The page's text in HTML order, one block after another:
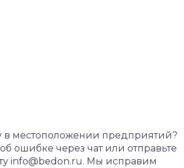
местоположении предприятий?
ошибке через чат или отправьте
info@bedon.ru. Мы исправим